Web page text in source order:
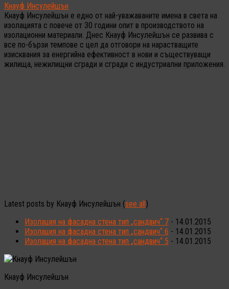
Кнауф Инсулейшън
Кнауф Инсулейшън е едно от най-уважаваните имена в света на
изолацията с повече от 30 години опит в производството на
изолационни материали. Днес Кнауф Инсулейшън се развива с
все по-бързи темпове с цел да отговори на нарастващите
изисквания за енергийна ефективност в нови и съществуващи
жилища, нежилищни сгради и сгради с индустриални приложения.
Latest posts by Кнауф Инсулейшън (see all)
Изолация на фасадна стена тип „сандвич“ 7 - 14.01.2015
Изолация на фасадна стена тип „сандвич“ 6 - 14.01.2015
Изолация на фасадна стена тип „сандвич“ 5 - 14.01.2015
Кнауф Инсулейшън